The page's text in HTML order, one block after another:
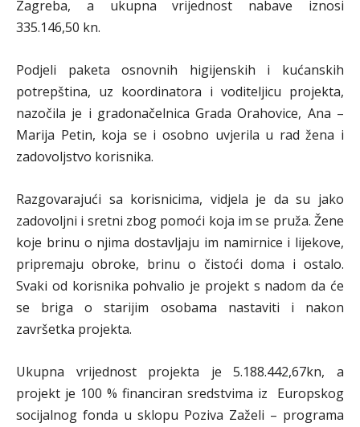
Zagreba, a ukupna vrijednost nabave iznosi
335.146,50 kn.
Podjeli paketa osnovnih higijenskih i kućanskih
potrepština, uz koordinatora i voditeljicu projekta,
nazočila je i gradonačelnica Grada Orahovice, Ana –
Marija Petin, koja se i osobno uvjerila u rad žena i
zadovoljstvo korisnika.
Razgovarajući sa korisnicima, vidjela je da su jako
zadovoljni i sretni zbog pomoći koja im se pruža. Žene
koje brinu o njima dostavljaju im namirnice i lijekove,
pripremaju obroke, brinu o čistoći doma i ostalo.
Svaki od korisnika pohvalio je projekt s nadom da će
se briga o starijim osobama nastaviti i nakon
završetka projekta.
Ukupna vrijednost projekta je 5.188.442,67kn, a
projekt je 100 % financiran sredstvima iz Europskog
socijalnog fonda u sklopu Poziva Zaželi – programa